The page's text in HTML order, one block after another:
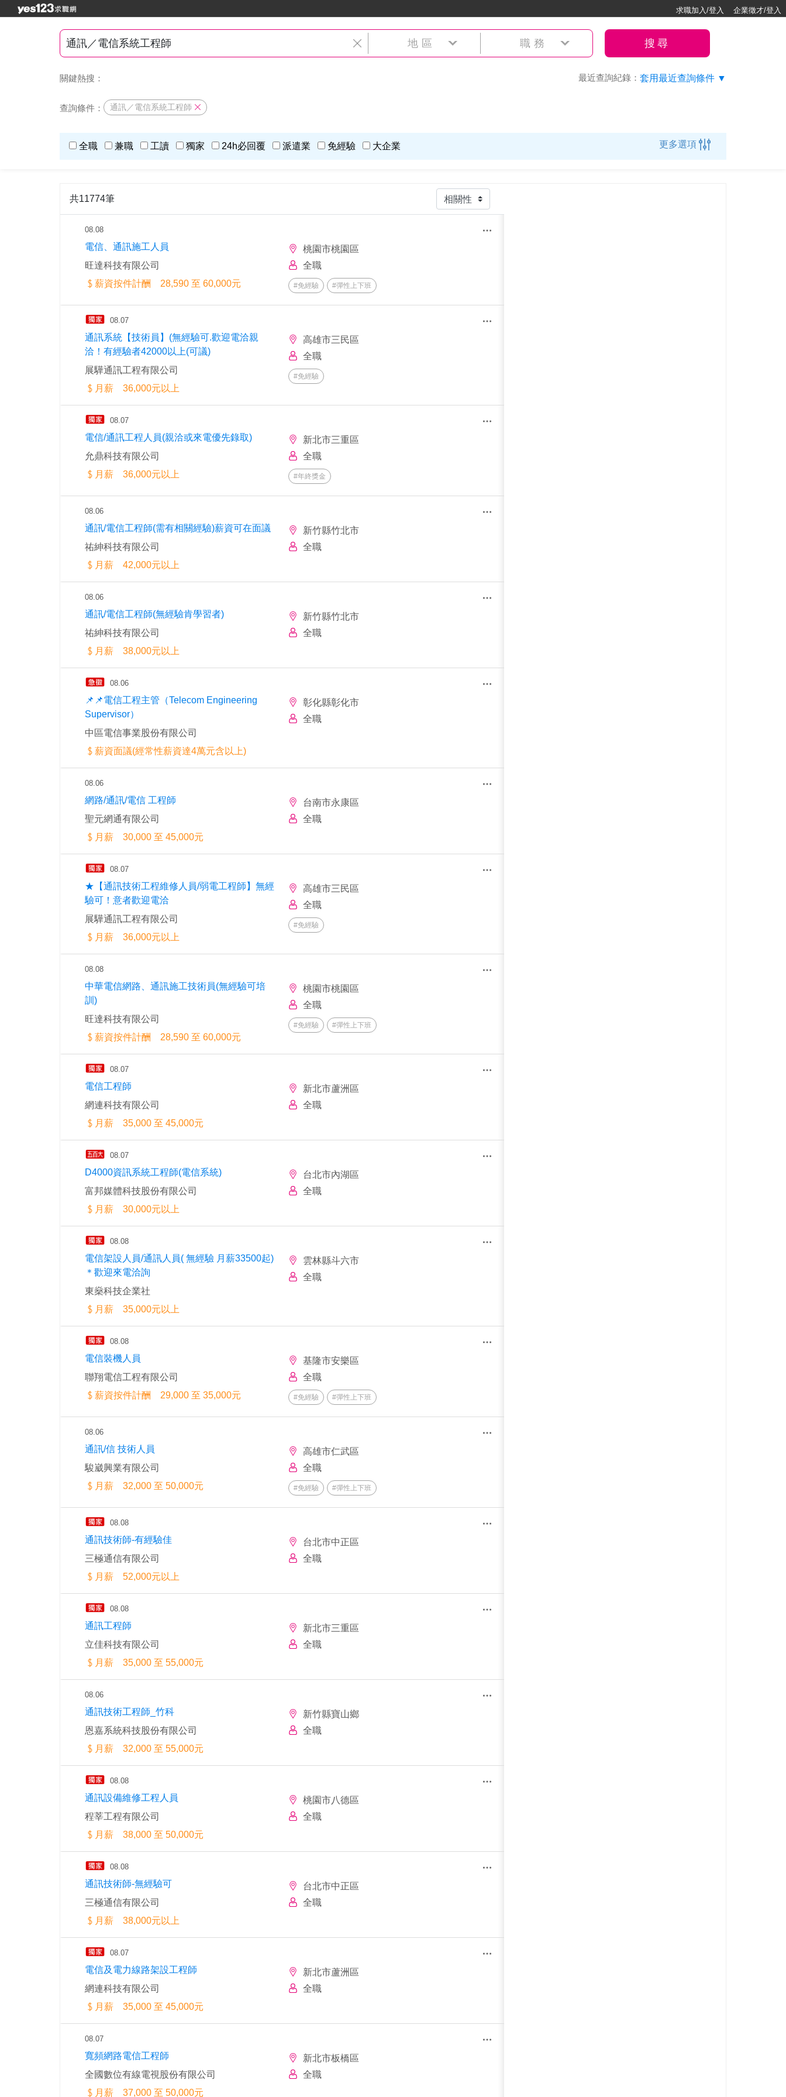
求職加入/登入 企業徵才/登入
地區 職務 搜尋
關鍵熱搜： 最近查詢紀錄： 套用最近查詢條件 ▼
查詢條件： 通訊／電信系統工程師
全職 兼職 工讀 獨家 24h必回覆 派遣業 免經驗 大企業 更多選項
共11774筆
08.08
電信、通訊施工人員
旺達科技有限公司
薪資按件計酬 28,590 至 60,000元
桃園市桃園區
全職
#免經驗 #彈性上下班
08.07
通訊系統【技術員】(無經驗可.歡迎電洽親
洽！有經驗者42000以上(可議)
展驊通訊工程有限公司
月薪 36,000元以上
高雄市三民區
全職
#免經驗
08.07
電信/通訊工程人員(親洽或來電優先錄取)
允鼎科技有限公司
月薪 36,000元以上
新北市三重區
全職
#年終獎金
08.06
通訊/電信工程師(需有相關經驗)薪資可在面議
祐紳科技有限公司
月薪 42,000元以上
新竹縣竹北市
全職
08.06
通訊/電信工程師(無經驗肯學習者)
祐紳科技有限公司
月薪 38,000元以上
新竹縣竹北市
全職
08.06
📌📌電信工程主管（Telecom Engineering
Supervisor）
中區電信事業股份有限公司
薪資面議(經常性薪資達4萬元含以上)
彰化縣彰化市
全職
08.06
網路/通訊/電信 工程師
聖元網通有限公司
月薪 30,000 至 45,000元
台南市永康區
全職
08.07
★【通訊技術工程維修人員/弱電工程師】無經
驗可！意者歡迎電洽
展驊通訊工程有限公司
月薪 36,000元以上
高雄市三民區
全職
#免經驗
08.08
中華電信網路、通訊施工技術員(無經驗可培
訓)
旺達科技有限公司
薪資按件計酬 28,590 至 60,000元
桃園市桃園區
全職
#免經驗 #彈性上下班
08.07
電信工程師
網連科技有限公司
月薪 35,000 至 45,000元
新北市蘆洲區
全職
08.07
D4000資訊系統工程師(電信系統)
富邦媒體科技股份有限公司
月薪 30,000元以上
台北市內湖區
全職
08.08
電信架設人員/通訊人員( 無經驗 月薪33500起)
＊歡迎來電洽詢
東燊科技企業社
月薪 35,000元以上
雲林縣斗六市
全職
08.08
電信裝機人員
聯翔電信工程有限公司
薪資按件計酬 29,000 至 35,000元
基隆市安樂區
全職
#免經驗 #彈性上下班
08.06
通訊/信 技術人員
駿崴興業有限公司
月薪 32,000 至 50,000元
高雄市仁武區
全職
#免經驗 #彈性上下班
08.08
通訊技術師-有經驗佳
三極通信有限公司
月薪 52,000元以上
台北市中正區
全職
08.08
通訊工程師
立佳科技有限公司
月薪 35,000 至 55,000元
新北市三重區
全職
08.06
通訊技術工程師_竹科
恩嘉系統科技股份有限公司
月薪 32,000 至 55,000元
新竹縣寶山鄉
全職
08.08
通訊設備維修工程人員
程莘工程有限公司
月薪 38,000 至 50,000元
桃園市八德區
全職
08.08
通訊技術師-無經驗可
三極通信有限公司
月薪 38,000元以上
台北市中正區
全職
08.07
電信及電力線路架設工程師
網連科技有限公司
月薪 35,000 至 45,000元
新北市蘆洲區
全職
08.07
寬頻網路電信工程師
全國數位有線電視股份有限公司
月薪 37,000 至 50,000元
新北市板橋區
全職